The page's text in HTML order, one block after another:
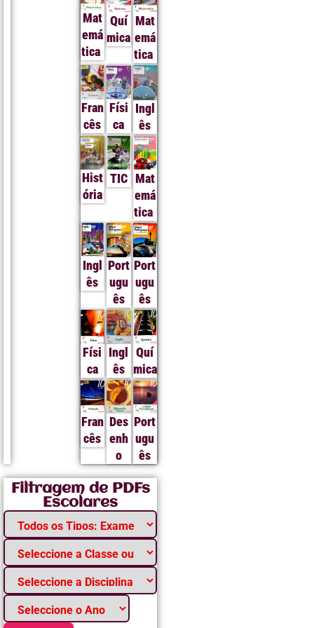
Mat
emá
tica
Quí
mica
Mat
emá
tica
Fran
cês
Físi
ca
Ingl
ês
Hist
ória
TIC Mat
emá
tica
Ingl
ês
Port
ugu
ês
Port
ugu
ês
Físi
ca
Ingl
ês
Quí
mica
Fran
cês
Des
enh
o
Port
ugu
ês
Filtragem de PDFs
Escolares